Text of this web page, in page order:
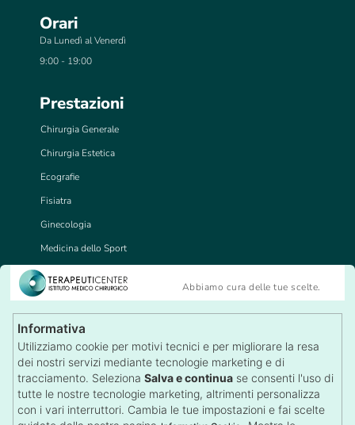
Abbiamo cura delle tue scelte.
Informativa
Utilizziamo cookie per motivi tecnici e per migliorare la resa
dei nostri servizi mediante tecnologie marketing e di
tracciamento. SelezionaSalva e continua se consenti l'uso di
tutte le nostre tecnologie marketing, altrimenti personalizza
con i vari interruttori. Cambia le tue impostazioni e fai scelte
Orari
Da Lunedì al Venerdì
9:00 - 19:00
Prestazioni
Chirurgia Generale
Chirurgia Estetica
Ecografie
Fisiatra
Ginecologia
Medicina dello Sport
Medicina del Lavoro
Tricologia
Recensioni
Lascia una Recensione
Autorizzazioni